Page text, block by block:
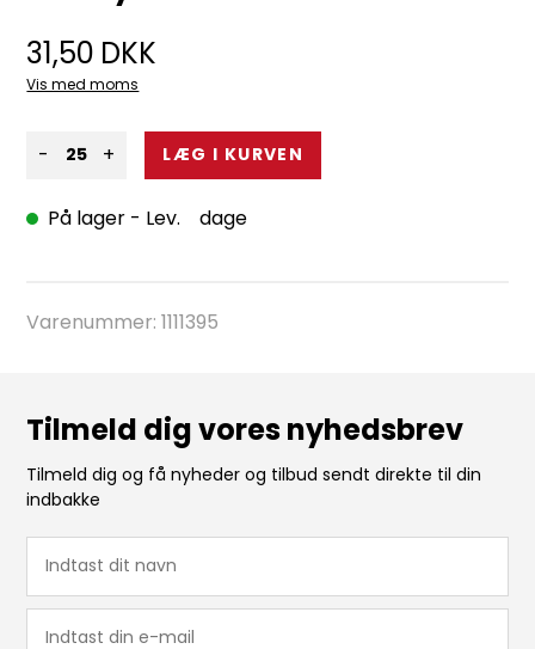
31,50 DKK
Vis med moms
- +
På lager - Lev. dage
Varenummer:1111395
Tilmeld dig vores nyhedsbrev
Tilmeld dig og få nyheder og tilbud sendt direkte til din
indbakke